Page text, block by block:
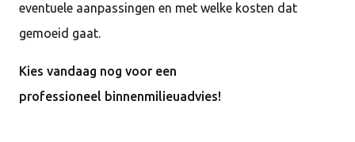
eventuele aanpassingen en met welke kosten dat
gemoeid gaat.
Kies vandaag nog voor een
professioneel binnenmilieuadvies!